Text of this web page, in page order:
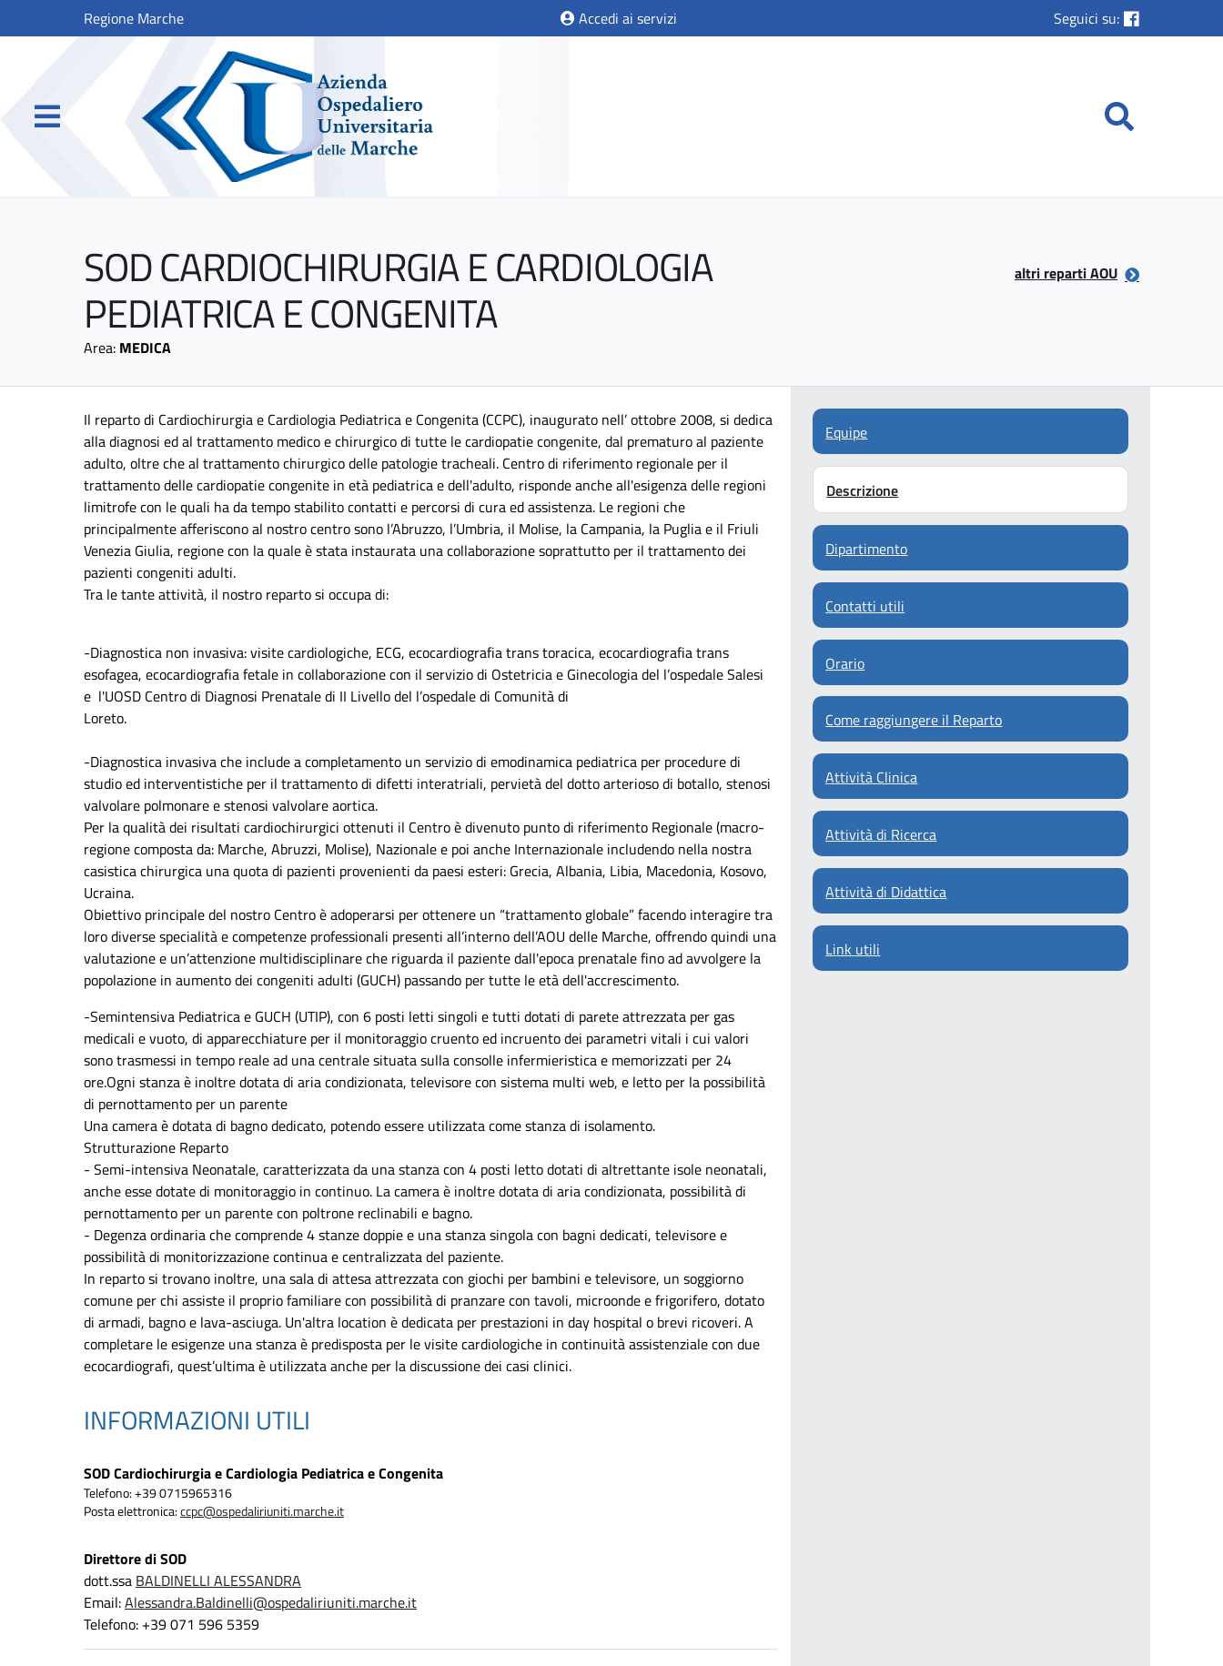
Regione Marche Accedi ai servizi Seguici su:
SOD CARDIOCHIRURGIA E CARDIOLOGIA
PEDIATRICA E CONGENITA
Area: MEDICA
altri reparti AOU
Il reparto di Cardiochirurgia e Cardiologia Pediatrica e Congenita (CCPC), inaugurato nell’ ottobre 2008, si dedica
alla diagnosi ed al trattamento medico e chirurgico di tutte le cardiopatie congenite, dal prematuro al paziente
adulto, oltre che al trattamento chirurgico delle patologie tracheali. Centro di riferimento regionale per il
trattamento delle cardiopatie congenite in età pediatrica e dell'adulto, risponde anche all'esigenza delle regioni
limitrofe con le quali ha da tempo stabilito contatti e percorsi di cura ed assistenza. Le regioni che
principalmente afferiscono al nostro centro sono l’Abruzzo, l’Umbria, il Molise, la Campania, la Puglia e il Friuli
Venezia Giulia, regione con la quale è stata instaurata una collaborazione soprattutto per il trattamento dei
pazienti congeniti adulti.
Tra le tante attività, il nostro reparto si occupa di:
-Diagnostica non invasiva: visite cardiologiche, ECG, ecocardiografia trans toracica, ecocardiografia trans
esofagea, ecocardiografia fetale in collaborazione con il servizio di Ostetricia e Ginecologia del l’ospedale Salesi
e l'UOSD Centro di Diagnosi Prenatale di II Livello del l’ospedale di Comunità di
Loreto.
-Diagnostica invasiva che include a completamento un servizio di emodinamica pediatrica per procedure di
studio ed interventistiche per il trattamento di difetti interatriali, pervietà del dotto arterioso di botallo, stenosi
valvolare polmonare e stenosi valvolare aortica.
Per la qualità dei risultati cardiochirurgici ottenuti il Centro è divenuto punto di riferimento Regionale (macro-
regione composta da: Marche, Abruzzi, Molise), Nazionale e poi anche Internazionale includendo nella nostra
casistica chirurgica una quota di pazienti provenienti da paesi esteri: Grecia, Albania, Libia, Macedonia, Kosovo,
Ucraina.
Obiettivo principale del nostro Centro è adoperarsi per ottenere un “trattamento globale” facendo interagire tra
loro diverse specialità e competenze professionali presenti all’interno dell’AOU delle Marche, offrendo quindi una
valutazione e un’attenzione multidisciplinare che riguarda il paziente dall'epoca prenatale fino ad avvolgere la
popolazione in aumento dei congeniti adulti (GUCH) passando per tutte le età dell'accrescimento.
-Semintensiva Pediatrica e GUCH (UTIP), con 6 posti letti singoli e tutti dotati di parete attrezzata per gas
medicali e vuoto, di apparecchiature per il monitoraggio cruento ed incruento dei parametri vitali i cui valori
sono trasmessi in tempo reale ad una centrale situata sulla consolle infermieristica e memorizzati per 24
ore.Ogni stanza è inoltre dotata di aria condizionata, televisore con sistema multi web, e letto per la possibilità
di pernottamento per un parente
Una camera è dotata di bagno dedicato, potendo essere utilizzata come stanza di isolamento.
Strutturazione Reparto
- Semi-intensiva Neonatale, caratterizzata da una stanza con 4 posti letto dotati di altrettante isole neonatali,
anche esse dotate di monitoraggio in continuo. La camera è inoltre dotata di aria condizionata, possibilità di
pernottamento per un parente con poltrone reclinabili e bagno.
- Degenza ordinaria che comprende 4 stanze doppie e una stanza singola con bagni dedicati, televisore e
possibilità di monitorizzazione continua e centralizzata del paziente.
In reparto si trovano inoltre, una sala di attesa attrezzata con giochi per bambini e televisore, un soggiorno
comune per chi assiste il proprio familiare con possibilità di pranzare con tavoli, microonde e frigorifero, dotato
di armadi, bagno e lava-asciuga. Un'altra location è dedicata per prestazioni in day hospital o brevi ricoveri. A
completare le esigenze una stanza è predisposta per le visite cardiologiche in continuità assistenziale con due
ecocardiografi, quest’ultima è utilizzata anche per la discussione dei casi clinici.
INFORMAZIONI UTILI
SOD Cardiochirurgia e Cardiologia Pediatrica e Congenita
Telefono: +39 0715965316
Posta elettronica:ccpc@ospedaliriuniti.marche.it
Direttore di SOD
dott.ssa BALDINELLI ALESSANDRA
Email:Alessandra.Baldinelli@ospedaliriuniti.marche.it
Telefono: +39 071 596 5359
Equipe
Descrizione
Dipartimento
Contatti utili
Orario
Come raggiungere il Reparto
Attività Clinica
Attività di Ricerca
Attività di Didattica
Link utili